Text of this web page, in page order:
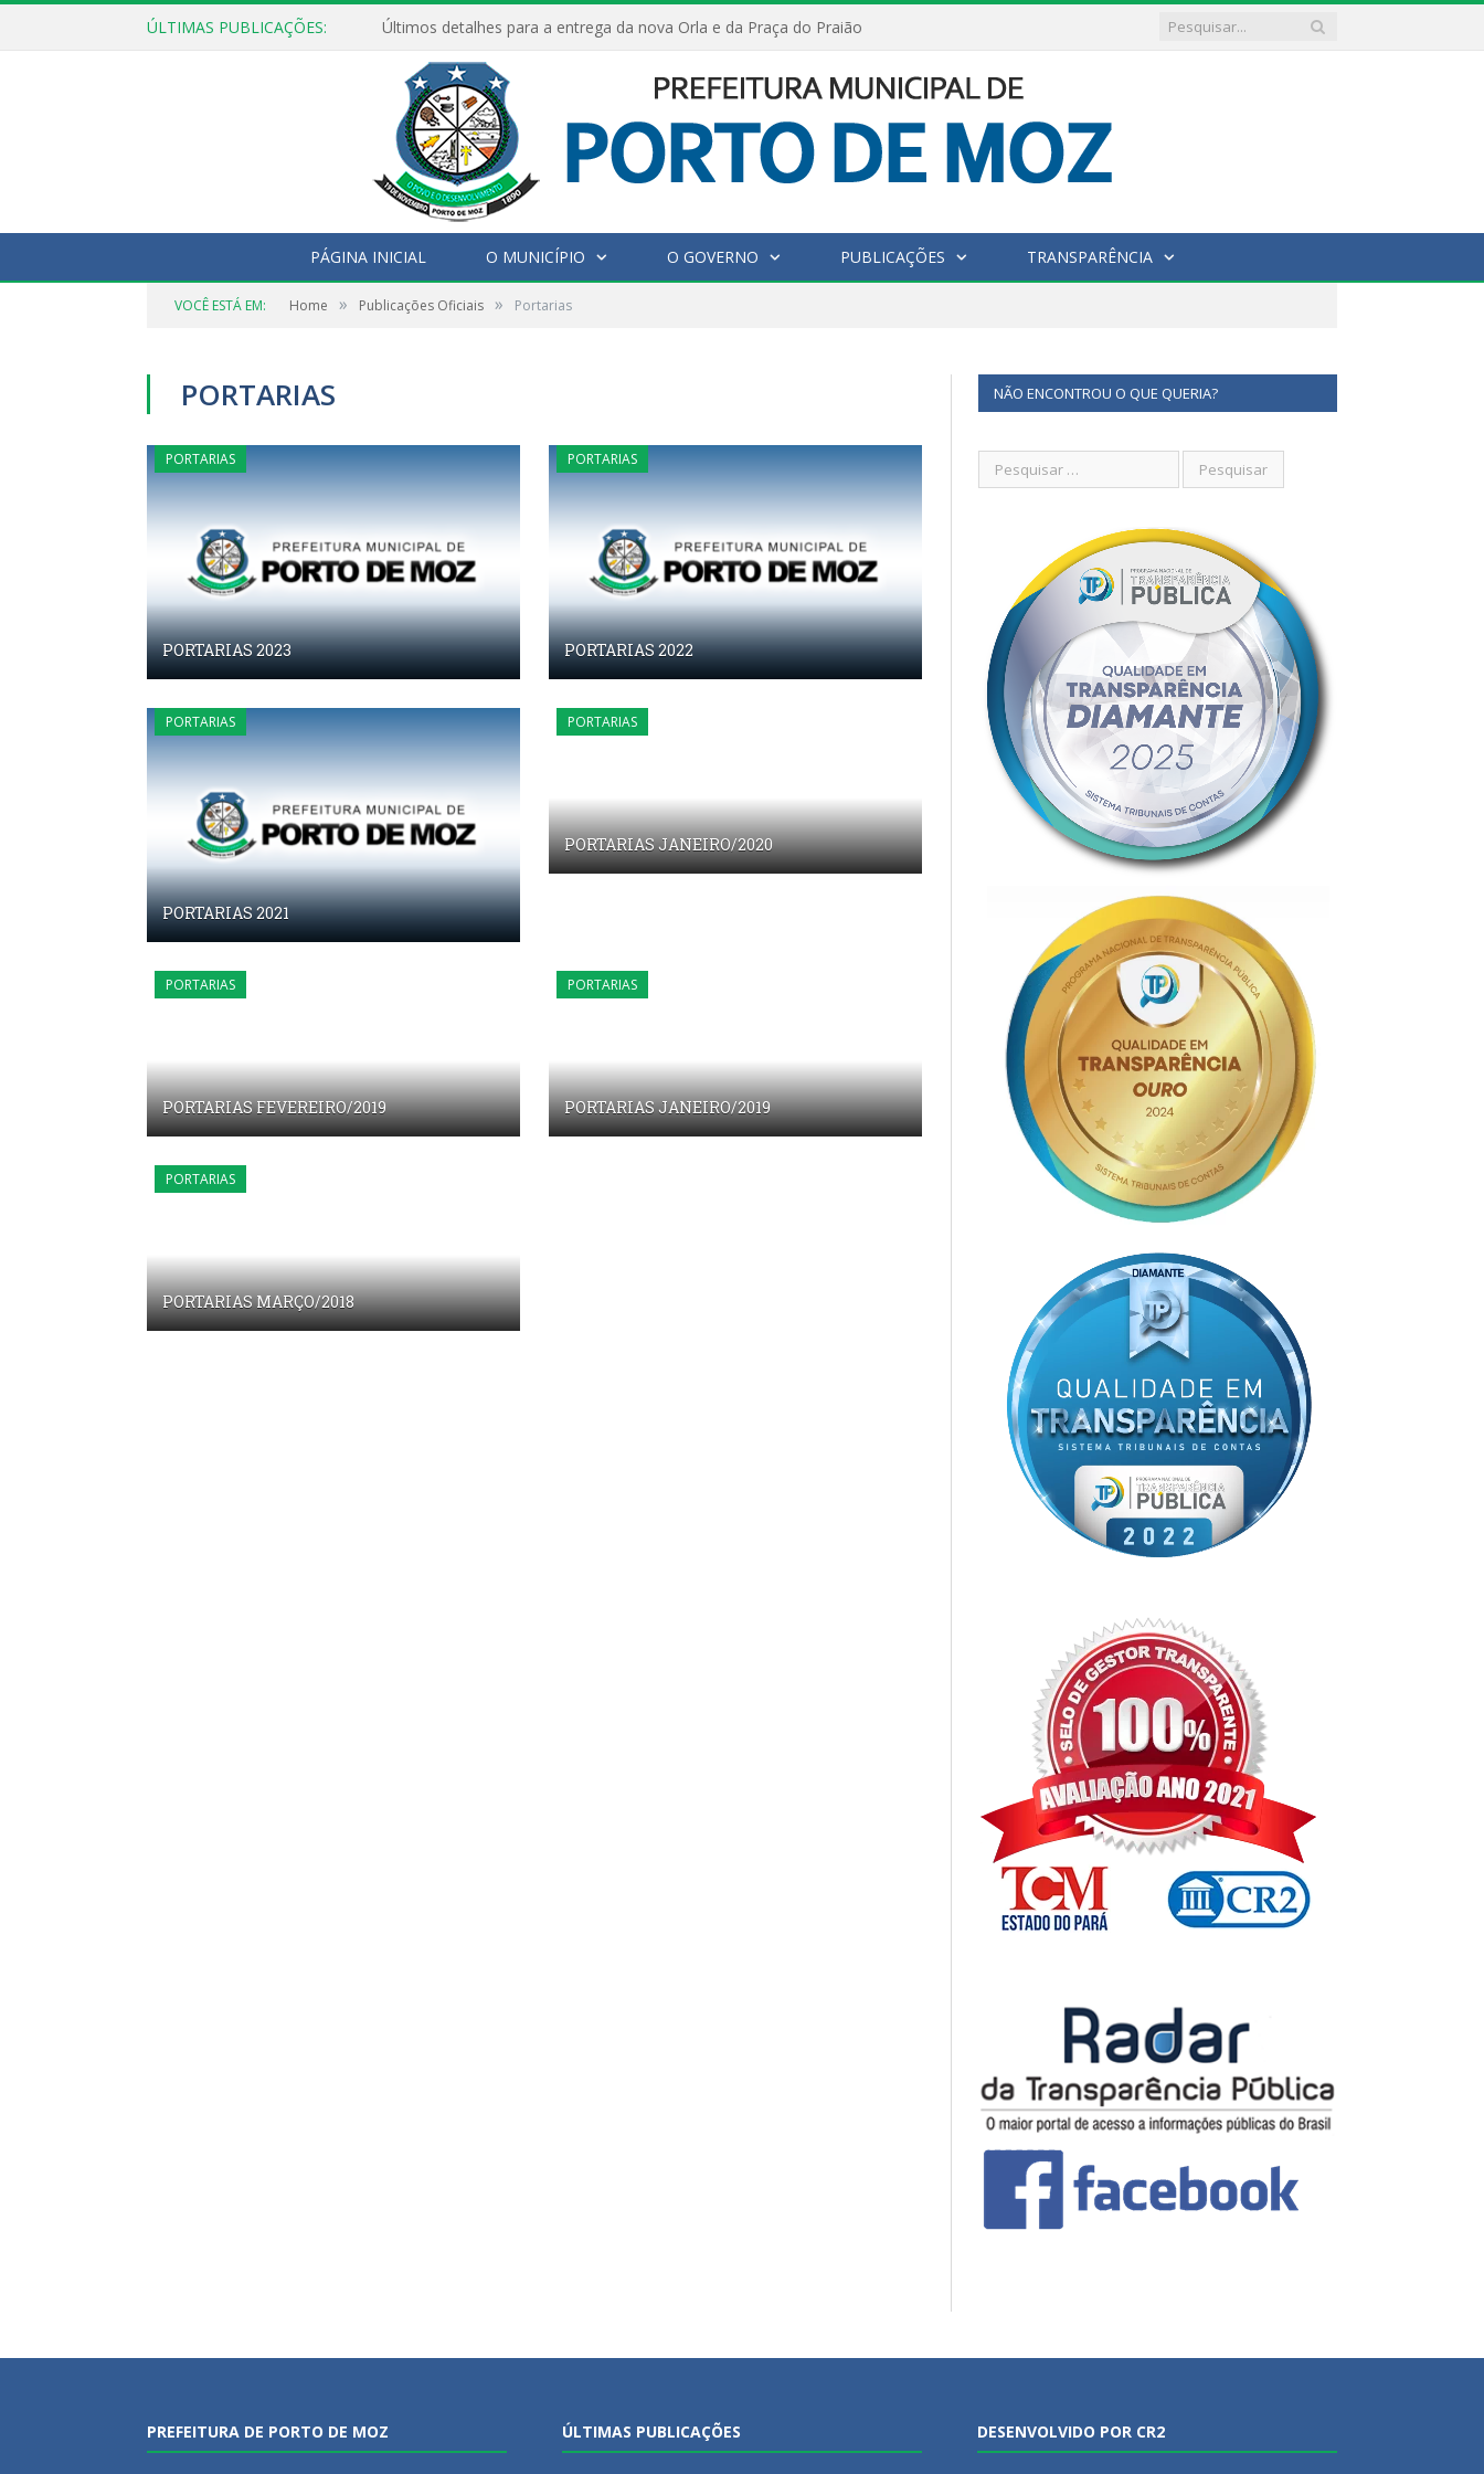
ÚLTIMAS PUBLICAÇÕES: Últimos detalhes para a entrega da nova Orla e da Praça do Praião
PÁGINA INICIAL O MUNICÍPIO O GOVERNO PUBLICAÇÕES TRANSPARÊNCIA
VOCÊ ESTÁ EM: Home » Publicações Oficiais » Portarias
PORTARIAS
PORTARIAS
PORTARIAS 2023
PORTARIAS
PORTARIAS 2022
PORTARIAS
PORTARIAS 2021
PORTARIAS
PORTARIAS JANEIRO/2020
PORTARIAS
PORTARIAS FEVEREIRO/2019
PORTARIAS
PORTARIAS JANEIRO/2019
PORTARIAS
PORTARIAS MARÇO/2018
NÃO ENCONTROU O QUE QUERIA?
PREFEITURA DE PORTO DE MOZ ÚLTIMAS PUBLICAÇÕES DESENVOLVIDO POR CR2